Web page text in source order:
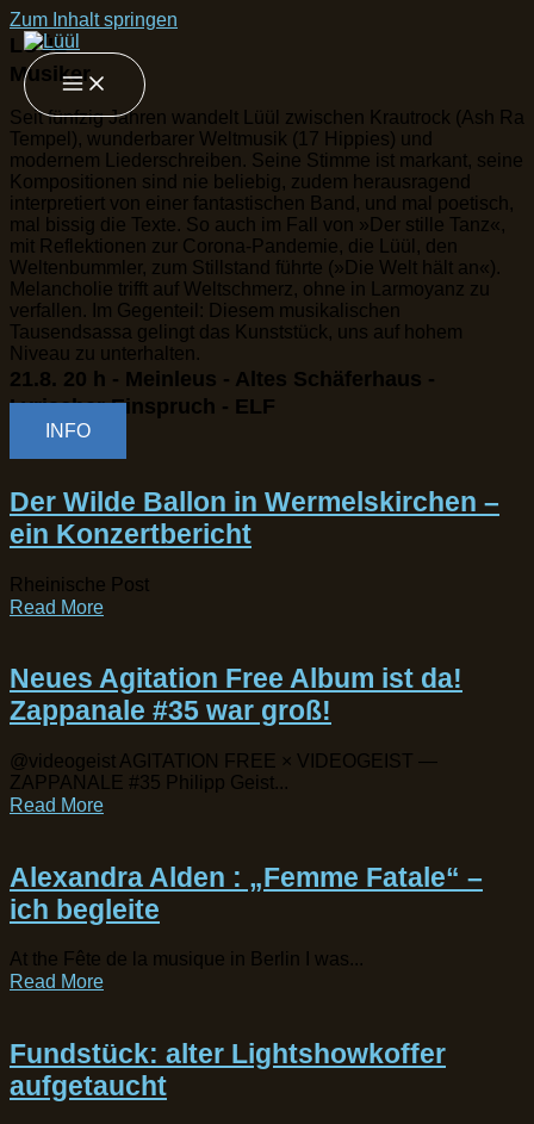
Zum Inhalt springen
LÜÜL
Musiker
Seit fünfzig Jahren wandelt Lüül zwischen Krautrock (Ash Ra
Tempel), wunderbarer Weltmusik (17 Hippies) und
modernem Liederschreiben. Seine Stimme ist markant, seine
Kompositionen sind nie beliebig, zudem herausragend
interpretiert von einer fantastischen Band, und mal poetisch,
mal bissig die Texte. So auch im Fall von »Der stille Tanz«,
mit Reflektionen zur Corona-Pandemie, die Lüül, den
Weltenbummler, zum Stillstand führte (»Die Welt hält an«).
Melancholie trifft auf Weltschmerz, ohne in Larmoyanz zu
verfallen. Im Gegenteil: Diesem musikalischen
Tausendsassa gelingt das Kunststück, uns auf hohem
Niveau zu unterhalten.
21.8. 20 h - Meinleus - Altes Schäferhaus -
Lyrischer Einspruch - ELF
INFO
Der Wilde Ballon in Wermelskirchen –
ein Konzertbericht
Rheinische Post
Read More
Neues Agitation Free Album ist da!
Zappanale #35 war groß!
@videogeist AGITATION FREE × VIDEOGEIST —
ZAPPANALE #35 Philipp Geist...
Read More
Alexandra Alden : „Femme Fatale“ –
ich begleite
At the Fête de la musique in Berlin I was...
Read More
Fundstück: alter Lightshowkoffer
aufgetaucht